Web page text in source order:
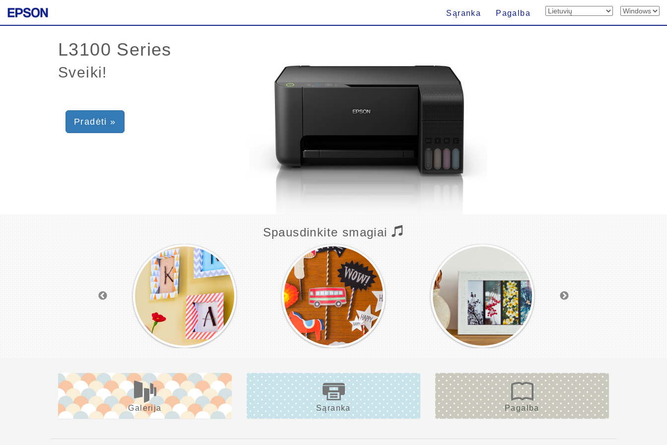
Sąranka Pagalba
Sveiki!
Pradėti »
Spausdinkite smagiai
Galerija Sąranka Pagalba